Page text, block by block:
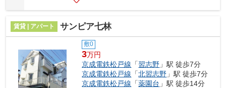
賃貸 | アパート サンピア七林
敷0
3万円
京成電鉄松戸線 「習志野 」駅 徒歩7分
京成電鉄松戸線 「北習志野 」駅 徒歩7分
京成電鉄松戸線 「薬園台 」駅 徒歩14分